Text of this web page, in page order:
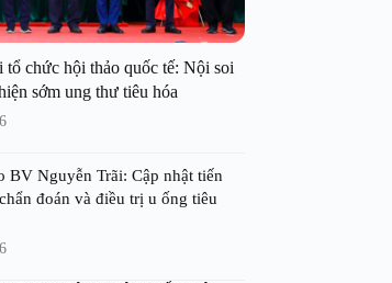
chức hội thảo quốc tế: Nội soi
sớm ung thư tiêu hóa
BV Nguyễn Trãi: Cập nhật tiến
đoán và điều trị u ống tiêu